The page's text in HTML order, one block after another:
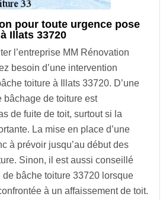
pour toute urgence pose
Illats 33720
l’entreprise MM Rénovation
besoin d’une intervention
toiture à Illats 33720. D’une
bâchage de toiture est
de fuite de toit, surtout si la
La mise en place d’une
à prévoir jusqu’au début des
Sinon, il est aussi conseillé
de bâche toiture 33720 lorsque
à un affaissement de toit.